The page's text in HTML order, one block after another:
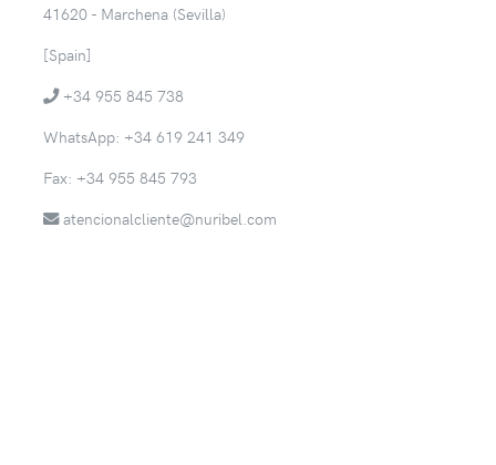
41620 - Marchena (Sevilla)
[Spain]
+34 955 845 738
WhatsApp: +34 619 241 349
Fax: +34 955 845 793
atencionalcliente@nuribel.com